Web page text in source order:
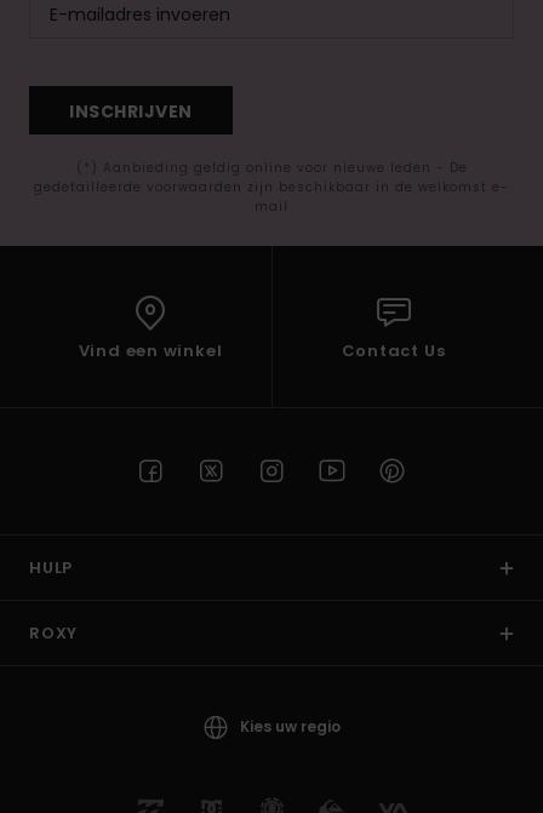
INSCHRIJVEN
(*) Aanbieding geldig online voor nieuwe leden - De
gedetailleerde voorwaarden zijn beschikbaar in de welkomst e-
mail
Vind een winkel Contact Us
HULP
ROXY
Kies uw regio